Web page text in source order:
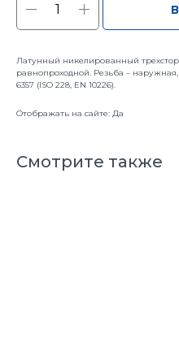
Латунный никелированный
равнопроходной. Резьба –
6357 (ISO 228, EN 10226).
Отображать на сайте: Да
Смотрите также